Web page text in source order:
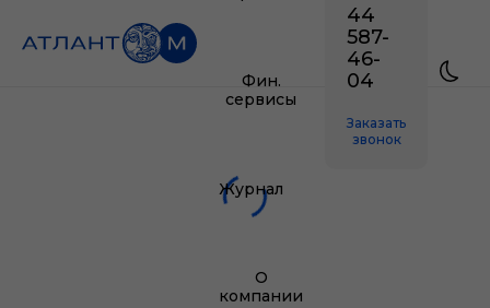
Фин.
сервисы
Журнал
О
компании
44
587-
46-
04
Заказать
звонок